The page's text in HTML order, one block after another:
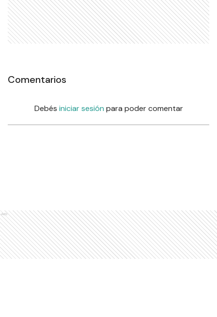
Comentarios
Debés iniciar sesión para poder comentar
Ads